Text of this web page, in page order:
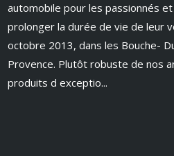
automobile pour les passionnés
prolonger la durée de vie de leur
octobre 2013, dans les Bouche-
Provence. Plutôt robuste de nos
produits d exceptio...